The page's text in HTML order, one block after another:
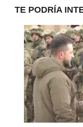
TE PODRÍA